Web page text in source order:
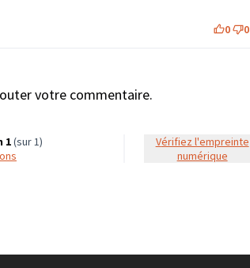
0 0
votre commentaire.
1(sur 1)
Vérifiez l'empreinte
numérique